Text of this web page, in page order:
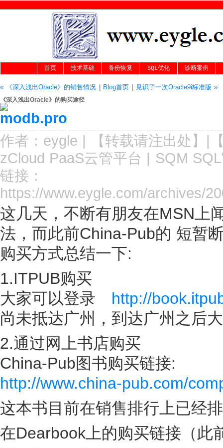
首页 技术基础 备份恢复 SQL优化 诊断案例
« 《深入浅出Oracle》的销售情况 Blog首页| 见识了一次Oracle9i标准版 »
《深入浅出Oracle》的购买途径
作者： eygle | 【转载请注出处 】|
zCloud PaaS云管平台 | SQM
链接：
https://www.eygle.com/archives/
这几天，不断有朋友在MSN上
法，而此前China-Pub的 短暂
购买方式总结一下:
1.ITPUB购买
大家可以登录 http://
尚未抵达广州，到达广州之
2.通过网上书店购买
China-Pub图书购买链接:
http://www.china-pub.com/
这本书目前在销售排行上已经
在Dearbook上的购买链接（